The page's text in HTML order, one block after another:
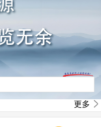
更多